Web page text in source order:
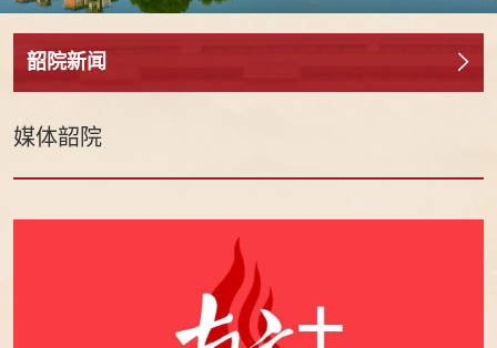
韶院新闻
媒体韶院